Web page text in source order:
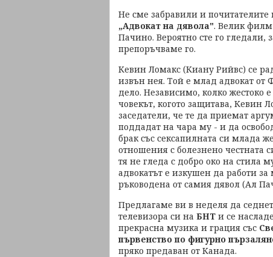
Не сме забравили и
„Адвокат на дявола". Велик филм
Пачино. Вероятно сте го гледали,
препоръчваме го.
Кевин Ломакс (Киану Рийвс) се
извън нея. Той е млад адвокат от
дело. Независимо, колко жестоко
човекът, когото защитава, Кевин
заседатели, че те да приемат
поддадат на чара му - и да
брак със сексапилната си млада
отношения с болезнено
тя не гледа с добро око на стила
адвокатът е изкушен да работи
ръководена от самия дявол (Ал
Предлагаме ви в неделя да
телевизора си на БНТ и се
прекрасна музика и грация със
първенство по фигурно
пряко предаван от Канада.